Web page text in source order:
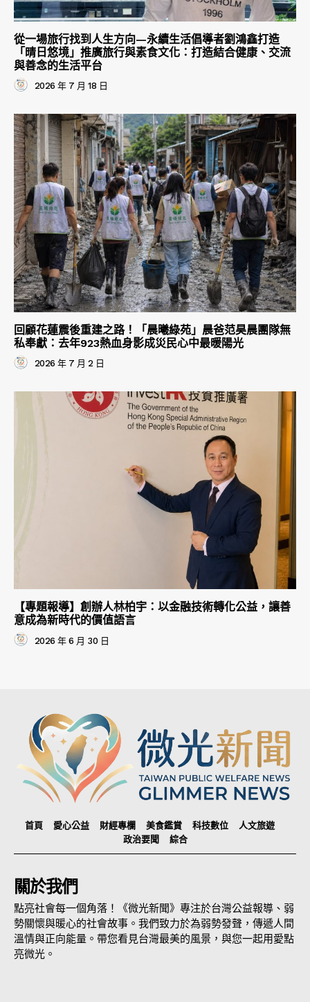
從一場旅行找到人生方向—永續生活倡導者劉鴻鑫打造
「晴日悠境」推廣旅行與素食文化：打造結合健康、交流
與善念的生活平台
2026 年 7 月 18 日
回顧花蓮震後重建之路！「晨曦綠苑」晨爸范昊晨團隊無
私奉獻：去年923熱血身影成災民心中最暖陽光
2026 年 7 月 2 日
【專題報導】創辦人林柏宇：以金融技術轉化公益，讓善
意成為新時代的價值語言
2026 年 6 月 30 日
首頁 愛心公益 財經專欄 美食鑑賞 科技數位
人文旅遊
政治要聞
綜合
關於我們
點亮社會每一個角落！《微光新聞》專注於台灣公益報導、弱
勢關懷與暖心的社會故事。我們致力於為弱勢發聲，傳遞人間
溫情與正向能量。帶您看見台灣最美的風景，與您一起用愛點
亮微光。